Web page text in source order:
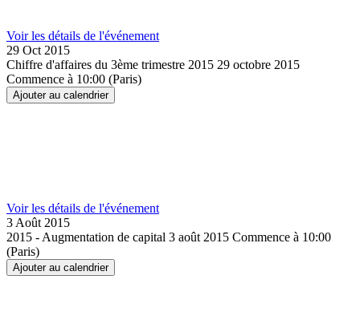
Voir les détails de l'événement
29 Oct 2015
Chiffre d'affaires du 3ème trimestre 2015 29 octobre 2015
Commence à 10:00 (Paris)
Ajouter au calendrier
Voir les détails de l'événement
3 Août 2015
2015 - Augmentation de capital 3 août 2015 Commence à 10:00
(Paris)
Ajouter au calendrier